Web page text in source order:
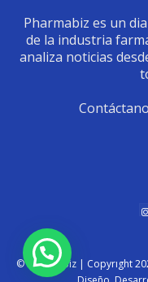
Pharmabiz es un
de la industria
analiza noticias
© Pharmabiz | Copyrıght